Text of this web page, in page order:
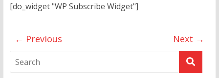
[do_widget "WP Subscribe Widget"]
← Previous Next →